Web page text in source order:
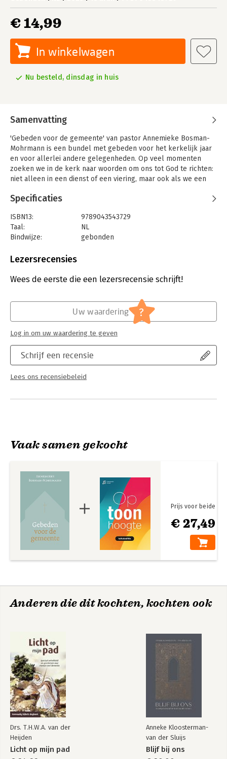
€ 14,99
In winkelwagen
Nu besteld, dinsdag in huis
Samenvatting
'Gebeden voor de gemeente' van pastor Annemieke Bosman-
Mohrmann is een bundel met gebeden voor het kerkelijk jaar
en voor allerlei andere gelegenheden. Op veel momenten
zoeken we in de kerk naar woorden om ons tot God te richten:
niet alleen in een dienst of een viering, maar ook als we een
boek wil woorden aanbieden om samen of alleen te bidden.
Specificaties
ISBN13:
9789043543729
Taal:
NL
Bindwijze:
gebonden
Uitgever:
Verschijningsdatum:
25-9-2025
Lezersrecensies
Wees de eerste die een lezersrecensie schrijft!
Schrijf een recensie
Lees ons recensiebeleid
Uw waardering ?
Log in om uw waardering te geven
Vaak samen gekocht
€ 27,49
Prijs voor beide
Anderen die dit kochten, kochten ook
Drs. T.H.W.A. van der
Heijden
Licht op mijn pad
Anneke Kloosterman-
van der Sluijs
Blijf bij ons